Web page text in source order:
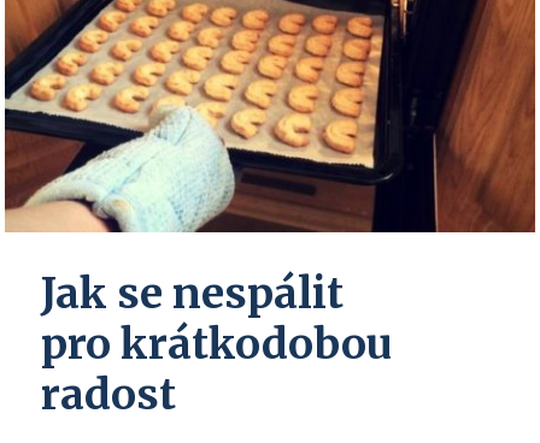
Jak se nespálit
pro krátkodobou
radost